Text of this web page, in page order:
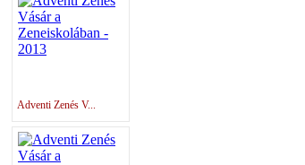
Adventi Zenés V...